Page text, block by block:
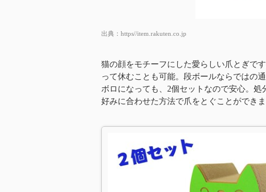
出典： https//item.rakuten.co.jp
猫の顔をモチーフにした愛らしい爪とぎで
って休むことも可能。段ボールならではの
ボロになっても、2個セットなので安心。
好みに合わせた方法で爪をとぐことができま